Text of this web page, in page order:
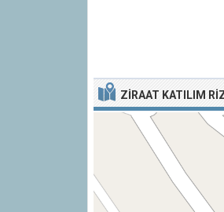
ZIRAAT KATILIM